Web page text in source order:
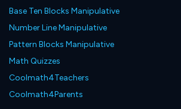
Base Ten Blocks Manipulative
Number Line Manipulative
Pattern Blocks Manipulative
Math Quizzes
Coolmath4Teachers
Coolmath4Parents